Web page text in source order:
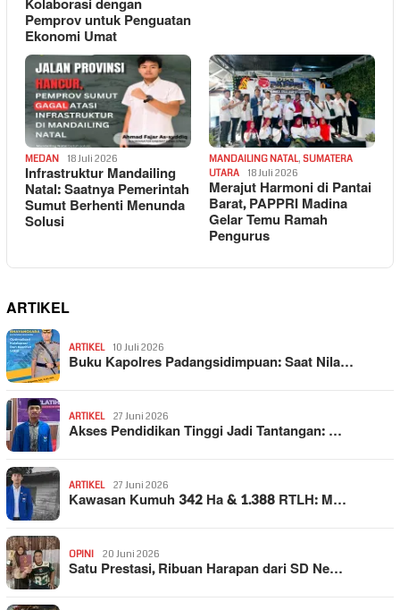
Kolaborasi dengan
Pemprov untuk Penguatan
Ekonomi Umat
MEDAN 18 Juli 2026
Infrastruktur Mandailing
Natal: Saatnya Pemerintah
Sumut Berhenti Menunda
Solusi
MANDAILING NATAL, SUMATERA
UTARA
18 Juli 2026
Merajut Harmoni di Pantai
Barat, PAPPRI Madina
Gelar Temu Ramah
Pengurus
ARTIKEL
ARTIKEL 10 Juli 2026
Buku Kapolres Padangsidimpuan: Saat Nila…
ARTIKEL 27 Juni 2026
Akses Pendidikan Tinggi Jadi Tantangan: …
ARTIKEL 27 Juni 2026
Kawasan Kumuh 342 Ha & 1.388 RTLH: M…
OPINI 20 Juni 2026
Satu Prestasi, Ribuan Harapan dari SD Ne…